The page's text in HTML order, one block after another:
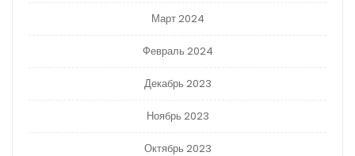
Март 2024
Февраль 2024
Декабрь 2023
Ноябрь 2023
Октябрь 2023